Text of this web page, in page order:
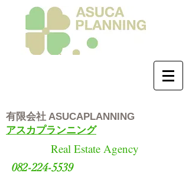
有限会社 ASUCAPLANNING
アスカプランニング
Real Estate Agency
082-224-5539